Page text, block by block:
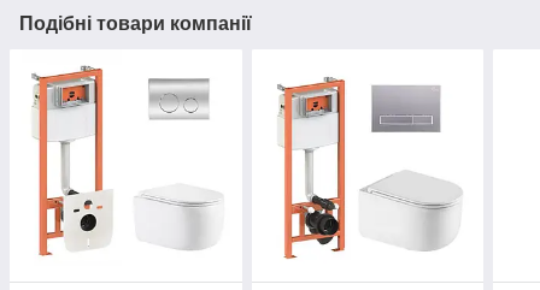
Подібні товари компанії